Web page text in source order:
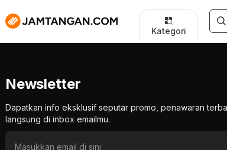
Newsletter
Dapatkan info eksklusif seputar promo, penawaran
langsung di inbox emailmu.
Kategori